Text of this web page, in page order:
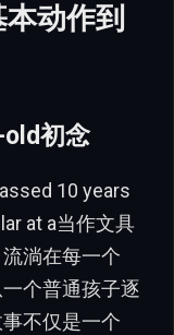
动作到
old初念
10 years
at a当作文具
淌在每一个
个普通孩子逐
不仅是一个